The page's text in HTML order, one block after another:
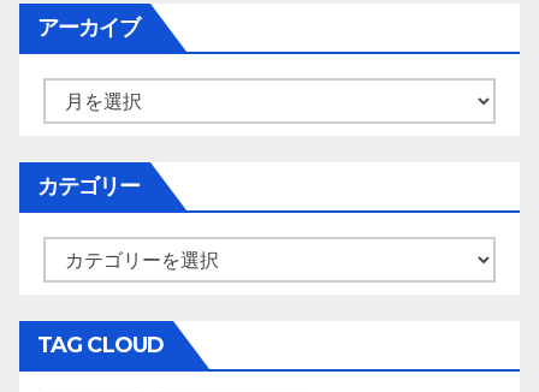
ナ
ビ
ゲ
ー
シ
ョ
ン
アーカイブ
ー
イ
ブ
カテゴリー
テ
リ
ー
TAG CLOUD